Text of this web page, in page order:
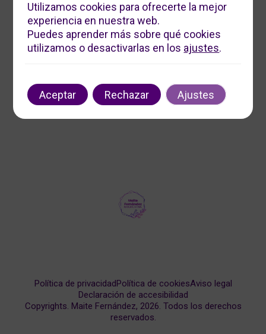
Servicios Digitales Maite
Ofrecemos soluciones digitales personalizadas para
impulsar tu negocio. Contáctanos para optimizar tu
Contacto
Copyrights. Maite Fernández, 2026. Todos los derechos
reservados.
Política de privacidadPolítica de cookiesAviso legal
Declaración de accesibilidad
Utilizamos cookies para ofrecerte la mejor
experiencia en nuestra web.
Puedes aprender más sobre qué cookies
utilizamos o desactivarlas en los ajustes.
Aceptar Rechazar Ajustes